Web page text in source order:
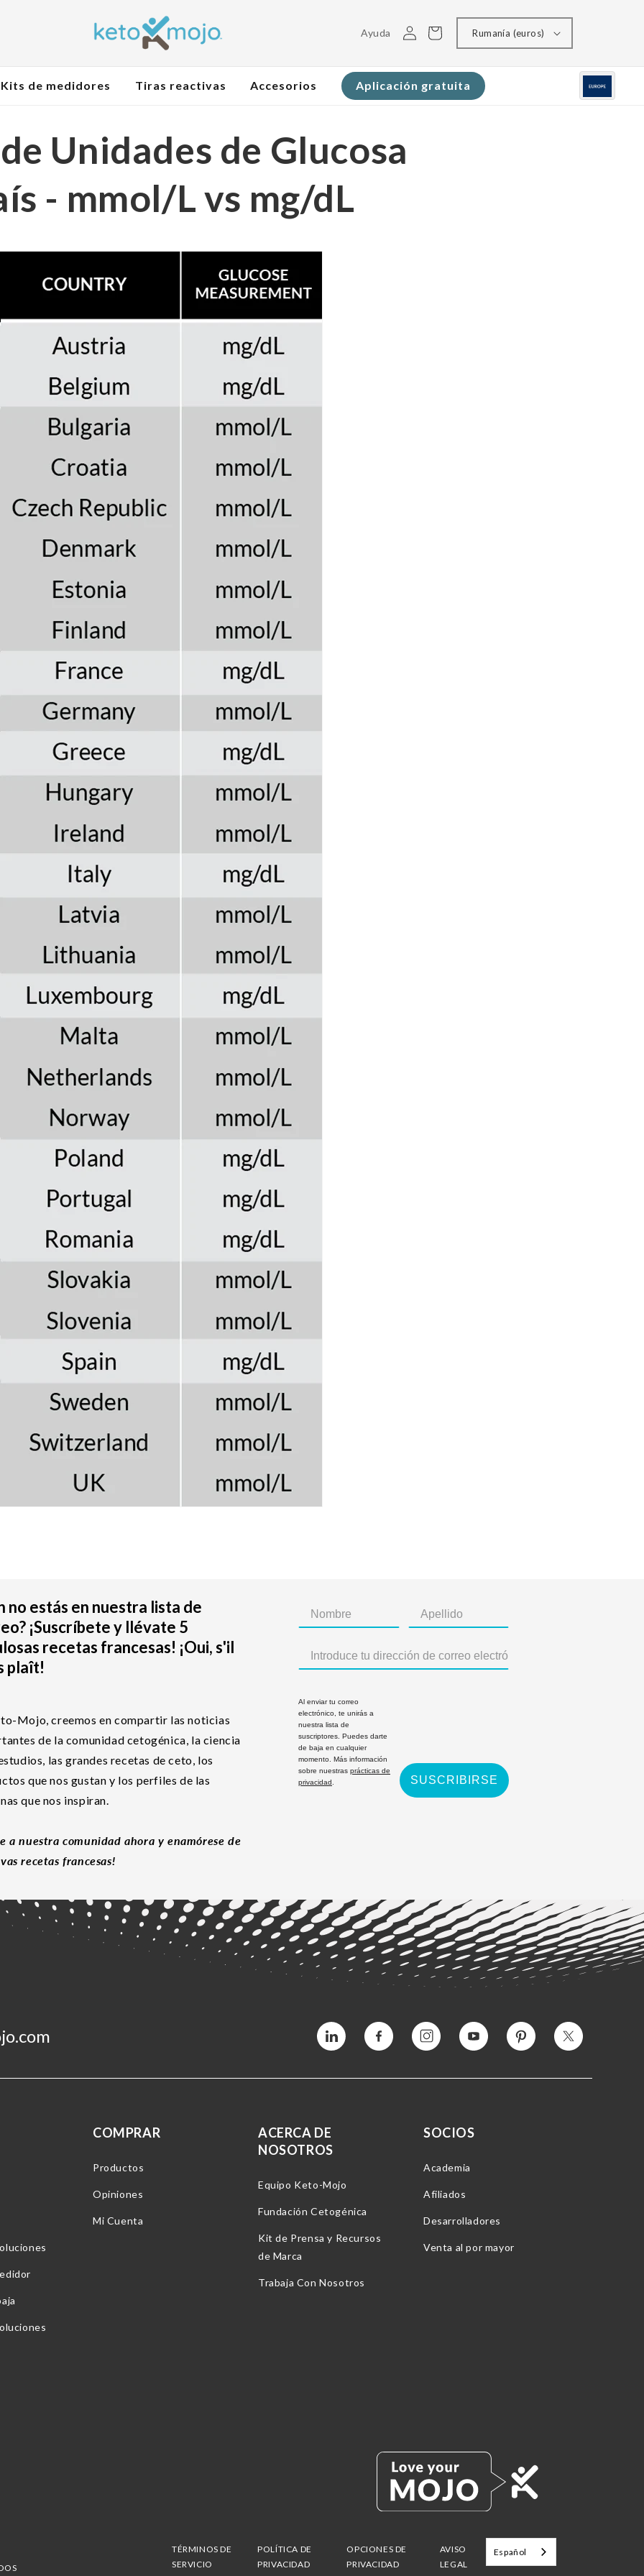
AyudaConectarse
Carrito Rumanía (euros)
Kits de medidores Tiras reactivas Accesorios Aplicación gratuita
Unidades de Glucosa
- mmol/L vs mg/dL
no estás en nuestra lista de
¡Suscríbete y llévate 5
recetas francesas! ¡Oui, s'il
plaît!
Mojo, creemos en compartir las noticias
de la comunidad cetogénica, la ciencia
las grandes recetas de ceto, los
que nos gustan y los perfiles de las
que nos inspiran.
a nuestra comunidad ahora y enamórese de
recetas francesas!
Al enviar tu correo
electrónico, te unirás a
nuestra lista de
suscriptores. Puedes darte
de baja en cualquier
momento. Más información
sobre nuestras prácticas de
privacidad
SUSCRIBIRSE
Vimeo Facebook InstagramYouTube Pinterest Twitter
COMPRAR
Productos
Opiniones
Mi Cuenta
ACERCA DE
NOSOTROS
Equipo Keto-Mojo
Fundación Cetogénica
Kit de Prensa y Recursos
de Marca
Trabaja Con Nosotros
SOCIOS
Academia
Afiliados
Desarrolladores
Venta al por mayor
TÉRMINOS DE
SERVICIO
POLÍTICA DE
PRIVACIDAD
OPCIONES DE
PRIVACIDAD
AVISO
LEGAL
Español